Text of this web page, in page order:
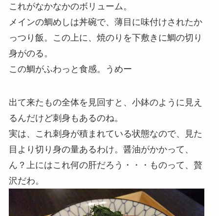
これがなかなかのボリューム。
メインの鯛めしは丼碗で、薄目に味付けされたか
っつり飯。この上に、焼のりを下敷きに鯛の切り
身がのる。
この鯛がふわっと食感。うめー
出て来たもの全体を見回すと、小鉢のように見え
るんだけど刺身もあるのね。
実は、これ刺身が積まれている状態なので、見た
目より切り身の量あるわけ。醤油がかかって、
ん？上にはこれ何の肝だろう・・・ものって、贅
沢だわ。